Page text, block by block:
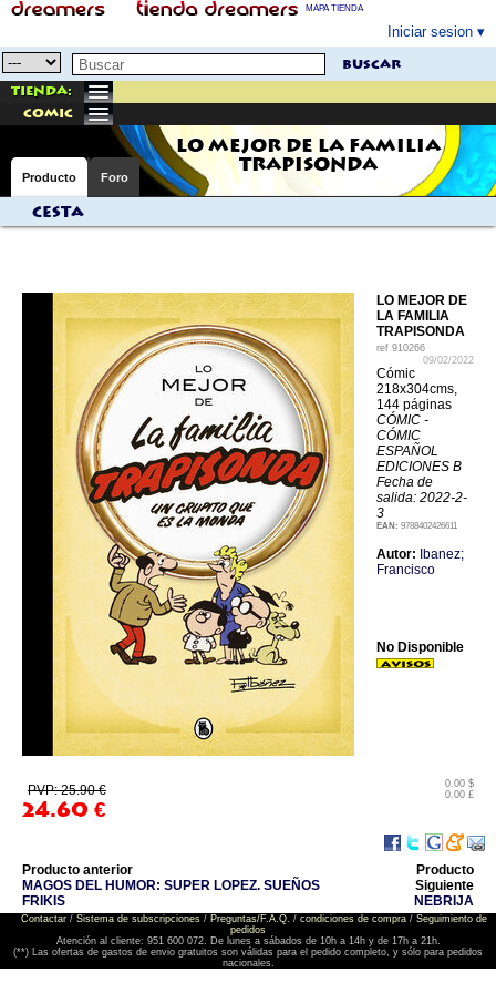
MAPA TIENDA
Iniciar sesion
buscar
Tienda:
comic
LO MEJOR DE LA FAMILIA
TRAPISONDA
Producto Foro
Cesta
LO MEJOR DE
LA FAMILIA
TRAPISONDA
ref 910266
09/02/2022
Cómic
218x304cms,
144 páginas
CÓMIC -
CÓMIC
ESPAÑOL
EDICIONES B
Fecha de
salida: 2022-2-
3
EAN: 9788402426611
Autor: Ibanez;
Francisco
PVP: 25.90 €
24.60 €
0.00 $
0.00 £
No Disponible
Producto anterior
MAGOS DEL HUMOR: SUPER LOPEZ. SUEÑOS
FRIKIS
Producto
Siguiente
NEBRIJA
Contactar/ Sistema de subscripciones/ Preguntas/F.A.Q. / condiciones de compra/ Seguimiento de
pedidos
Atención al cliente: 951 600 072. De lunes a sábados de 10h a 14h y de 17h a 21h.
(**) Las ofertas de gastos de envio gratuitos son válidas para el pedido completo, y sólo para pedidos
nacionales.